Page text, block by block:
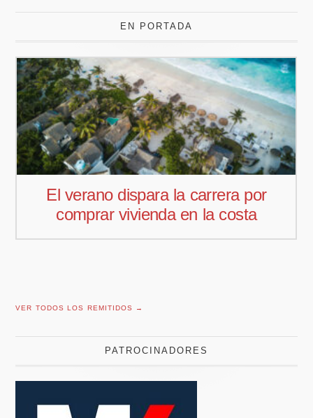
EN PORTADA
por
Pedro Aguiar nuevo
comercial para Offcoustic
VER TODOS LOS REMITIDOS →
PATROCINADORES